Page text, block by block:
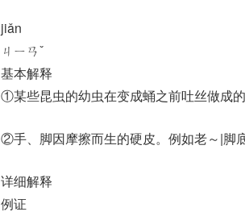
jiǎn
ㄐㄧㄢˇ
基本解释
①某些昆虫的幼虫在变成蛹之前吐丝做成
②手、脚因摩擦而生的硬皮。例如老～|脚底
详细解释
例证